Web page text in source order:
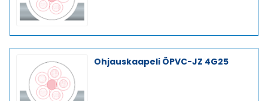
Ohjauskaapeli ÖPVC-JZ 4G25